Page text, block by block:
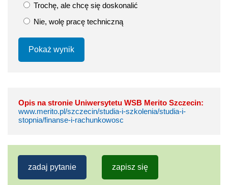
Trochę, ale chcę się doskonalić
Nie, wolę pracę techniczną
Pokaż wynik
Opis na stronie Uniwersytetu WSB Merito Szczecin:
www.merito.pl/szczecin/studia-i-szkolenia/studia-i-
stopnia/finanse-i-rachunkowosc
zadaj pytanie zapisz się